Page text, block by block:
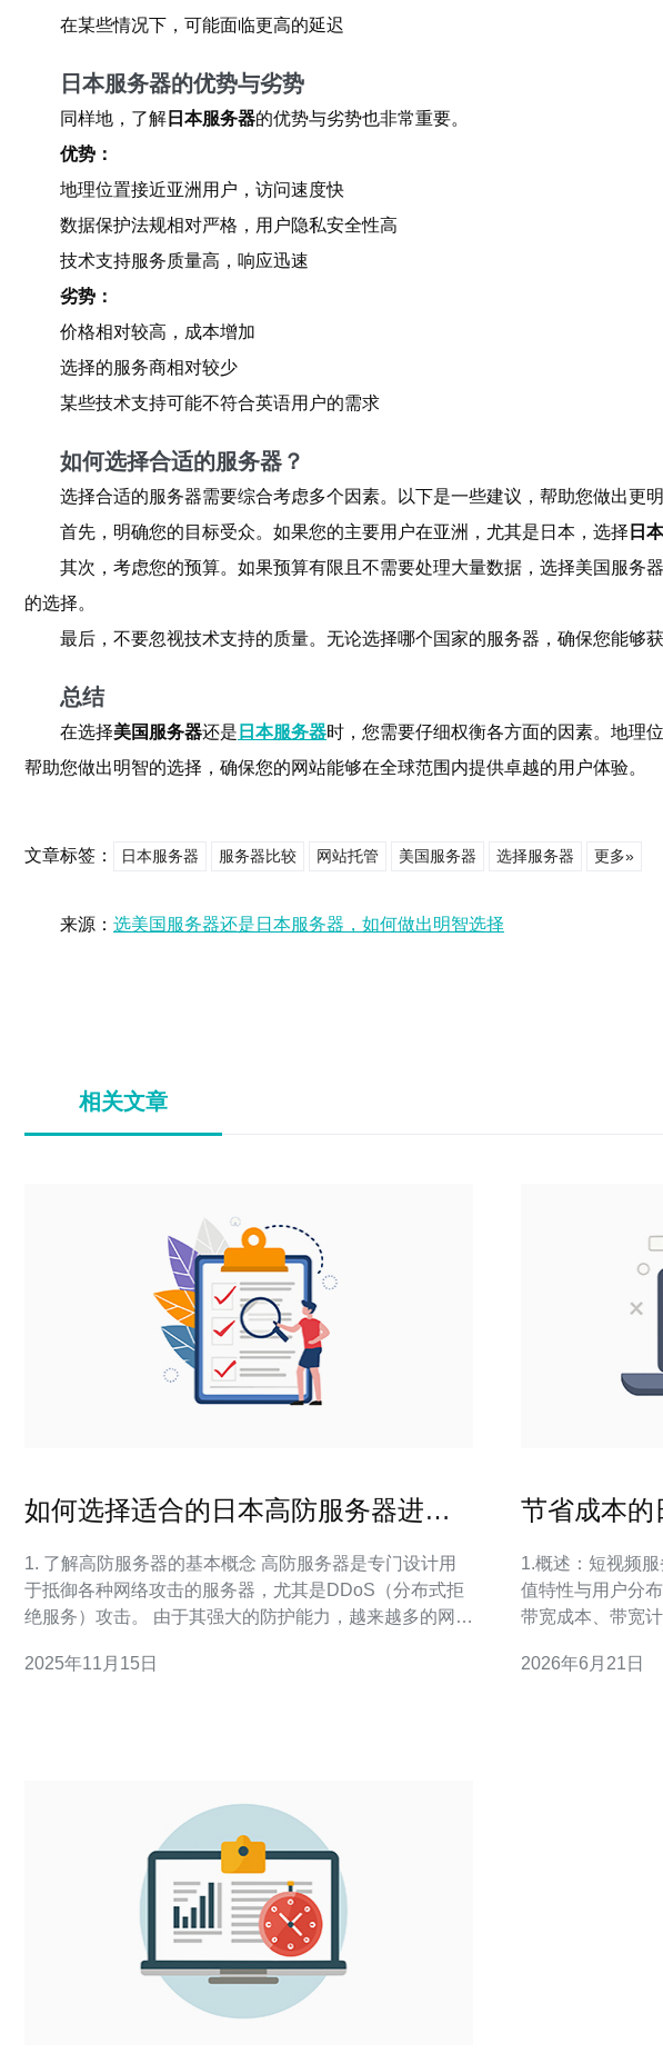
在某些情况下，可能面临更高的延迟
日本服务器的优势与劣势
同样地，了解 日本服务器的优势与劣势也非常重要。
优势：
地理位置接近亚洲用户，访问速度快
数据保护法规相对严格，用户隐私安全性高
技术支持服务质量高，响应迅速
劣势：
价格相对较高，成本增加
选择的服务商相对较少
某些技术支持可能不符合英语用户的需求
如何选择合适的服务器？
选择合适的服务器需要综合考虑多个因素。以下是一些建议，帮助您做出更明
首先，明确您的目标受众。如果您的主要用户在亚洲，尤其是日本，选择 日
其次，考虑您的预算。如果预算有限且不需要处理大量数据，选择美国服
的选择。
最后，不要忽视技术支持的质量。无论选择哪个国家的服务器，确保您能够
总结
在选择美国服务器还是 日本服务器时，您需要仔细权衡各方面的因素。地理
帮助您做出明智的选择，确保您的网站能够在全球范围内提供卓越的用户体验。
文章标签： 日本服务器 服务器比较 网站托管 美国服务器 选择服务器 更多»
来源： 选美国服务器还是日本服务器，如何做出明智选择
相关文章
如何选择适合的日本高防服务器进行
1. 了解高防服务器的基本概念 高防服务器是专门设计用
于抵御各种网络攻击的服务器，尤其是DDoS（分布式拒
绝服务）攻击。 由于其强大的防护能力，越来越多的网站
务器时，首先需要了解其运行原理和主要功能。
2025年11月15日
节省成本的
1.概述：短视频
值特性与用户分
带宽成本、带宽
验，推荐 NVMe
2026年6月21日